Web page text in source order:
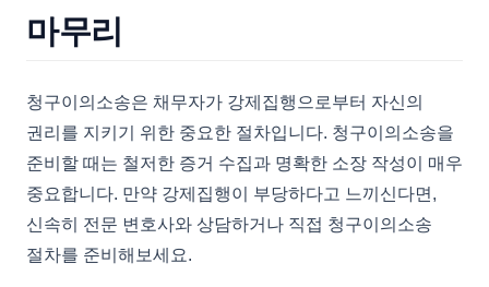
마무리
청구이의소송은 채무자가 강제집행으로부터 자신의
권리를 지키기 위한 중요한 절차입니다. 청구이의소송을
준비할 때는 철저한 증거 수집과 명확한 소장 작성이 매우
중요합니다. 만약 강제집행이 부당하다고 느끼신다면,
신속히 전문 변호사와 상담하거나 직접 청구이의소송
절차를 준비해보세요.